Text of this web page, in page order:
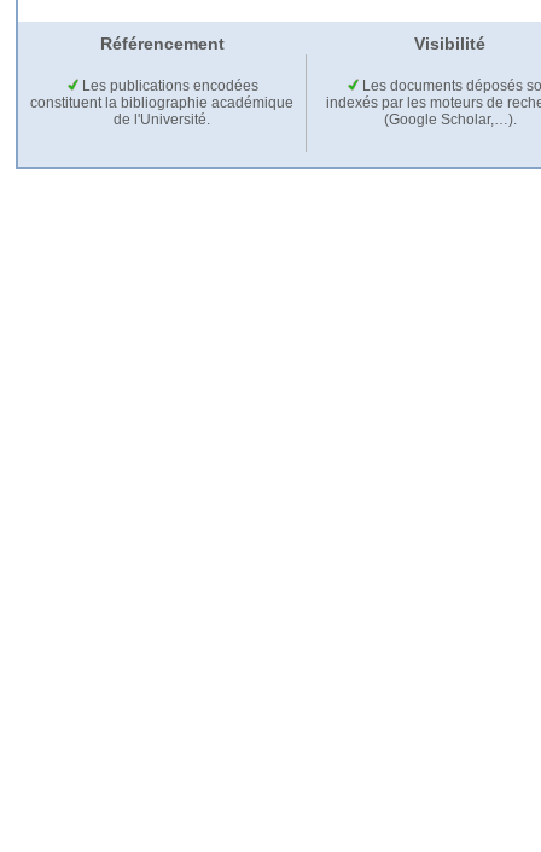
Référencement Visibilité
Les publications encodées
constituent la bibliographie académique
de l'Université.
Les documents déposés
indexés par les moteurs de
(Google Scholar,…).